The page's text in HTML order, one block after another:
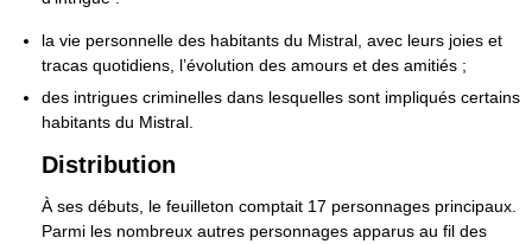
la vie personnelle des habitants du Mistral, avec leurs joies et
tracas quotidiens, l’évolution des amours et des amitiés ;
des intrigues criminelles dans lesquelles sont impliqués certains
habitants du Mistral.
Distribution
À ses débuts, le feuilleton comptait 17 personnages principaux.
Parmi les nombreux autres personnages apparus au fil des